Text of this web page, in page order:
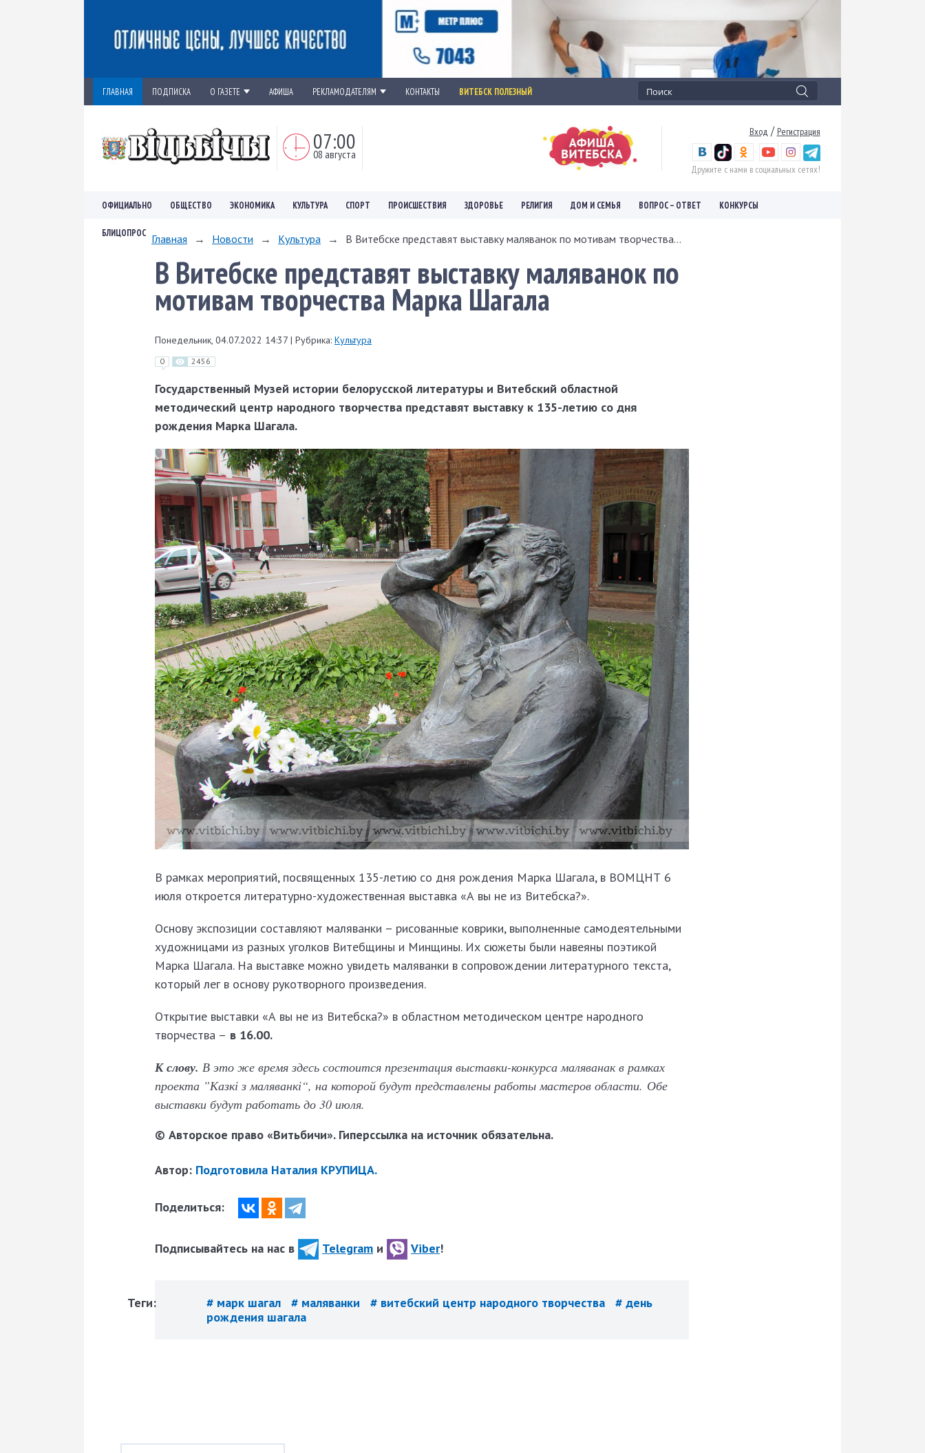
ГЛАВНАЯ ПОДПИСКА О ГАЗЕТЕ АФИША РЕКЛАМОДАТЕЛЯМ КОНТАКТЫ ВИТЕБСК ПОЛЕЗНЫЙ
07:00
08 августа
Вход / Регистрация
Дружите с нами в социальных сетях!
ОФИЦИАЛЬНО ОБЩЕСТВО ЭКОНОМИКА КУЛЬТУРА СПОРТ ПРОИСШЕСТВИЯ ЗДОРОВЬЕ РЕЛИГИЯ ДОМ И СЕМЬЯ ВОПРОС – ОТВЕТ КОНКУРСЫ
БЛИЦОПРОС Главная → Новости → Культура → В Витебске представят выставку маляванок по мотивам творчества...
В Витебске представят выставку маляванок по
мотивам творчества Марка Шагала
Понедельник, 04.07.2022 14:37 | Рубрика: Культура
0 2456
Государственный Музей истории белорусской литературы и Витебский областной
методический центр народного творчества представят выставку к 135-летию со дня
рождения Марка Шагала.
В рамках мероприятий, посвященных 135-летию со дня рождения Марка Шагала, в ВОМЦНТ 6
июля откроется литературно-художественная выставка «А вы не из Витебска?».
Основу экспозиции составляют маляванки – рисованные коврики, выполненные самодеятельными
художницами из разных уголков Витебщины и Минщины. Их сюжеты были навеяны поэтикой
Марка Шагала. На выставке можно увидеть маляванки в сопровождении литературного текста,
который лег в основу рукотворного произведения.
Открытие выставки «А вы не из Витебска?» в областном методическом центре народного
творчества – в 16.00.
К слову. В это же время здесь состоится презентация выставки-конкурса маляванак в рамках
проекта ”Казкі з маляванкі“, на которой будут представлены работы мастеров области. Обе
выставки будут работать до 30 июля.
© Авторское право «Витьбичи». Гиперссылка на источник обязательна.
Автор: Подготовила Наталия КРУПИЦА.
Поделиться:
Подписывайтесь на нас в Telegram и Viber!
Теги: # марк шагал # маляванки # витебский центр народного творчества
# день
рождения шагала